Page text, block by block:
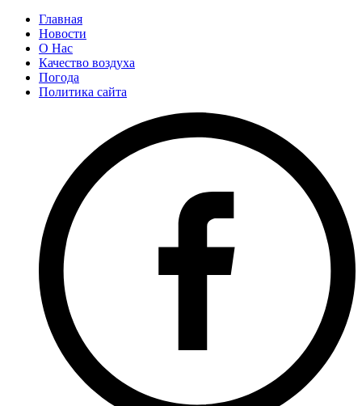
Главная
Новости
О Нас
Качество воздуха
Погода
Политика сайта